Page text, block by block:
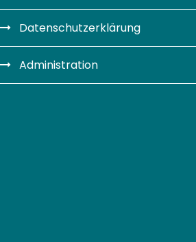
Datenschutzerklärung
Administration